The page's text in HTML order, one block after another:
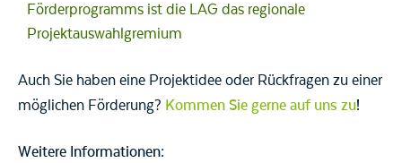
Förderprogramms ist die LAG das regionale
Projektauswahlgremium
Auch Sie haben eine Projektidee oder Rückfragen zu einer
möglichen Förderung? Kommen Sie gerne auf uns zu!
Weitere Informationen: